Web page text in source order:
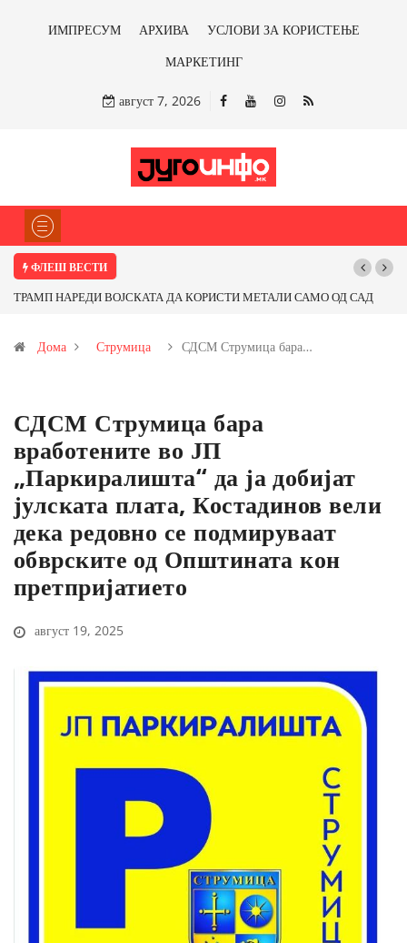
ИМПРЕСУМ АРХИВА
УСЛОВИ ЗА КОРИСТЕЊЕ
МАРКЕТИНГ
август 7, 2026
ФЛЕШ ВЕСТИ
САМО ОД САД
Почнува реконструкцијата на улицата „5-ти
Дома Струмица СДСМ Струмица бара…
СДСМ Струмица бара
вработените во ЈП
„Паркиралишта“ да ја добијат
јулската плата, Костадинов вели
дека редовно се подмируваат
обврските од Општината кон
претпријатието
август 19, 2025